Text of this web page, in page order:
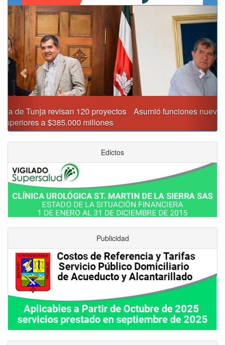
Asumió funciones nuevo secretario de Medio Ambiente de
Tunja
Previous Next
Edictos
Publicidad